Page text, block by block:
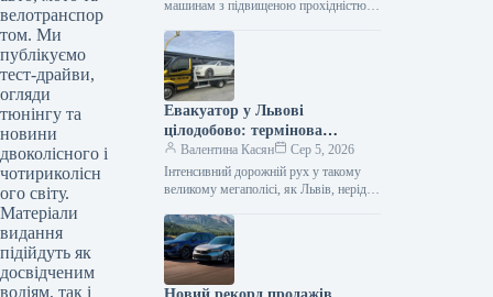
велотранспор
том. Ми
публікуємо
тест-драйви,
огляди
тюнінгу та
новини
двоколісного і
чотириколісн
ого світу.
Матеріали
видання
підійдуть як
досвідченим
водіям, так і
машинам з підвищеною прохідністю.
2026 році домінують кросовери. За
липень місяць…
Евакуатор у Львові
цілодобово: термінова
автодопомога від Gold
Evakuator
Валентина Касян
Сер 5, 2026
Інтенсивний дорожній рух у такому
великому мегаполісі, як Львів, нерідко
ситуаціями, поломками або ДТП. У
подібних випадках водієві…